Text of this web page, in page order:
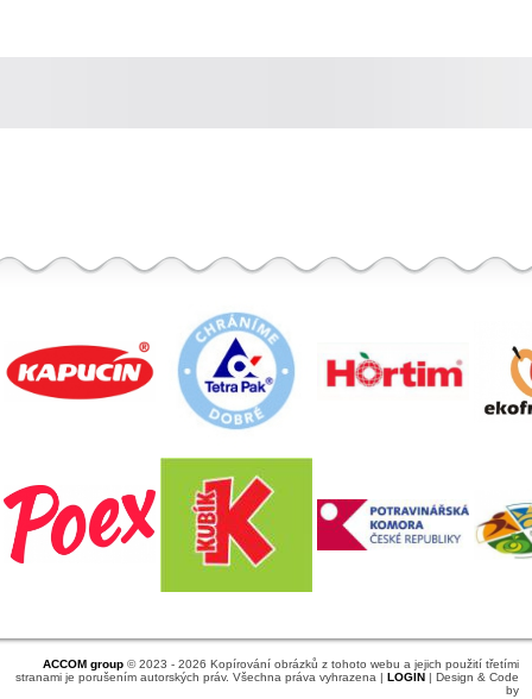
ACCOM group© 2023 - 2026 Kopírování obrázků z tohoto webu a jejich použití třetími
stranami je porušením autorských práv. Všechna práva vyhrazena | LOGIN| Design & Code
by